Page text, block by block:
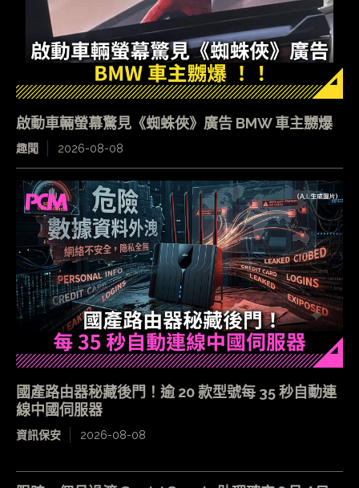
啟動車輛螢幕驚見《蜘蛛俠》廣告 BMW 車主嬲爆
趣聞 2026-08-08
國產路由器秘藏後門！逾 20 款型號每 35 秒自動連
線中國伺服器
資訊保安 2026-08-08